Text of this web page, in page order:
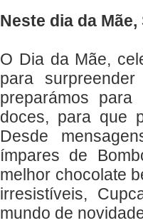
Neste dia da
O Dia da Mãe,
para
preparámos
doces, para que
Desde
ímpares de
melhor chocolate
irresistíveis,
mundo de